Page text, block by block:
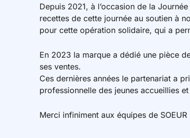
Depuis 2021, à l’occasion de la
recettes de cette journée au soutien à
pour cette opération solidaire, qui a
En 2023 la marque a dédié une pièce
ses ventes.
Ces dernières années le partenariat a
professionnelle des jeunes accueillies
Merci infiniment aux équipes de